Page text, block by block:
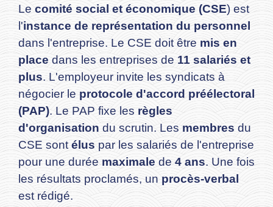
Le comité social et économique (CSE) est
l'instance de représentation du personnel
dans l'entreprise. Le CSE doit être mis en
place dans les entreprises de 11 salariés et
plus. L'employeur invite les syndicats à
négocier le protocole d'accord préélectoral
(PAP). Le PAP fixe les règles
d'organisation du scrutin. Les membres du
CSE sontélus par les salariés de l'entreprise
pour une durée maximale de 4 ans. Une fois
les résultats proclamés, un procès-verbal
est rédigé.